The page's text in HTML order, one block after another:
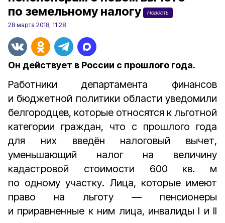
по земельному налогу
Новость
28 марта 2018, 11:28
Он действует в России с прошлого года.
Работники департамента финансов
и бюджетной политики области уведомили
белгородцев, которые относятся к льготной
категории граждан, что с прошлого года
для них введён налоговый вычет,
уменьшающий налог на величину
кадастровой стоимости 600 кв. м
по одному участку. Лица, которые имеют
право на льготу — пенсионеры
и приравненные к ним лица, инвалиды I и II